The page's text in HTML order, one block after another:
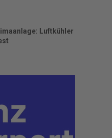
Luftkühler